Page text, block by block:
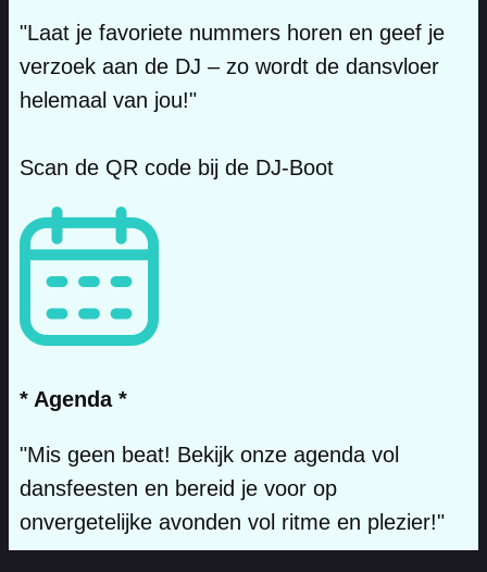
"Laat je favoriete nummers horen en geef je
verzoek aan de DJ – zo wordt de dansvloer
helemaal van jou!"
Scan de QR code bij de DJ-Boot
* Agenda *
"Mis geen beat! Bekijk onze agenda vol
dansfeesten en bereid je voor op
onvergetelijke avonden vol ritme en plezier!"